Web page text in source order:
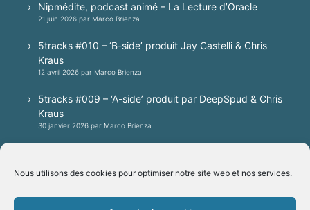
Nous utilisons des cookies pour optimiser notre site web et nos services.
Nipmédite, podcast animé – La Lecture d’Oracle
21 juin 2026 par Marco Brienza
5tracks #010 – ‘B-side’ produit Jay Castelli & Chris
Kraus
12 avril 2026 par Marco Brienza
5tracks #009 – ‘A-side’ produit par DeepSpud & Chris
Kraus
30 janvier 2026 par Marco Brienza
Patrick Villa, mixed by Jay Castelli
20 janvier 2026 par Marco Brienza